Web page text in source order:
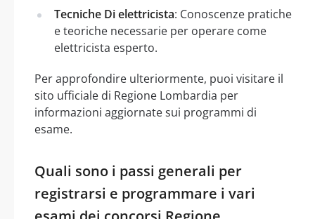
Tecniche Di elettricista: Conoscenze pratiche
e teoriche necessarie per operare come
elettricista esperto.
Per approfondire ulteriormente, puoi visitare il
sito ufficiale di Regione Lombardia per
informazioni aggiornate sui programmi di
esame.
Quali sono i passi generali per
registrarsi e programmare i vari